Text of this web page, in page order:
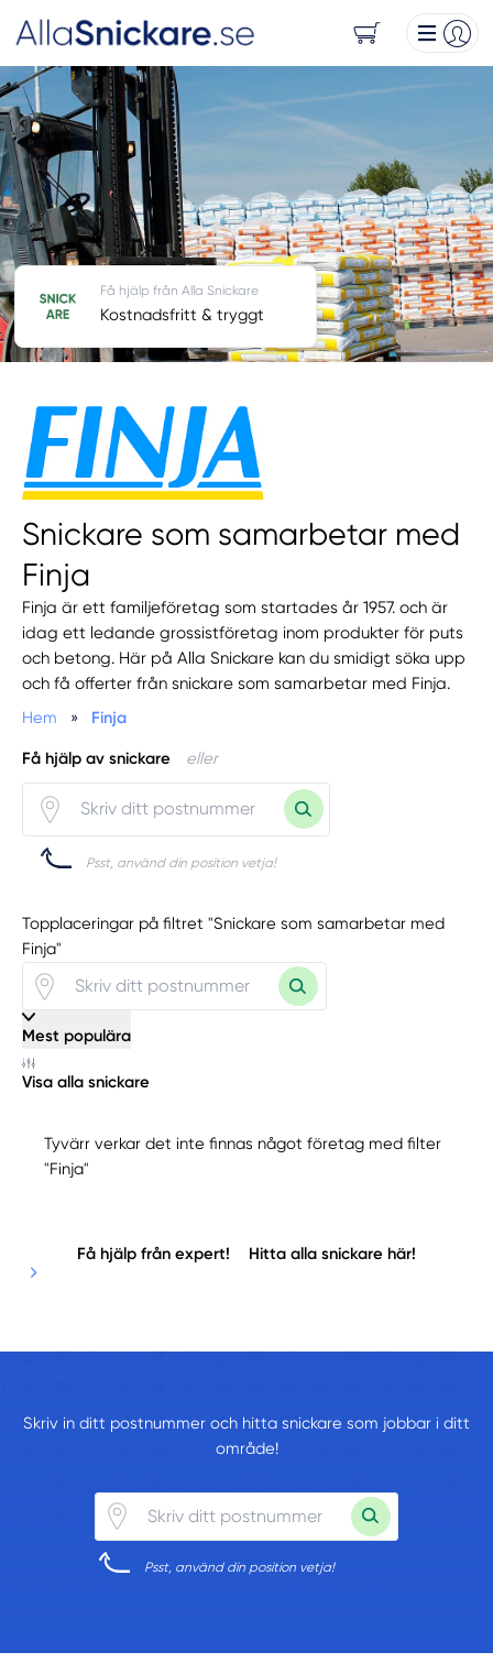
Snickare som samarbetar med
Finja
Finja är ett familjeföretag som startades år 1957. och är
idag ett ledande grossistföretag inom produkter för puts
och betong. Här på Alla Snickare kan du smidigt söka upp
och få offerter från snickare som samarbetar med Finja.
Hem
» Finja
Få hjälp av snickare eller
Psst, använd din position vetja!
Få hjälp från Alla Snickare
Kostnadsfritt & tryggt
Topplaceringar på filtret "Snickare som samarbetar med
Finja"
Mest populära
Visa alla snickare
Tyvärr verkar det inte finnas något företag med filter
"Finja"
Få hjälp från expert! Hitta alla snickare här!
Skriv in ditt postnummer och hitta snickare som jobbar i ditt
område!
Psst, använd din position vetja!